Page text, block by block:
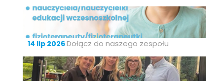
14 lip 2026Dołącz do naszego zespołu